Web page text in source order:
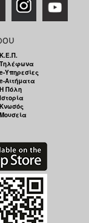
Κ.Ε.Π.
Τηλέφωνα
e-Υπηρεσίες
e-Αιτήματα
Η Πόλη
Ιστορία
Κνωσός
Μουσεία